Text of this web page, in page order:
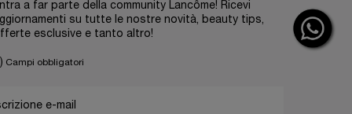
a far parte della community Lancôme! Ricevi
su tutte le nostre novità, beauty tips,
esclusive e tanto altro!
Campi obbligatori
e-mail